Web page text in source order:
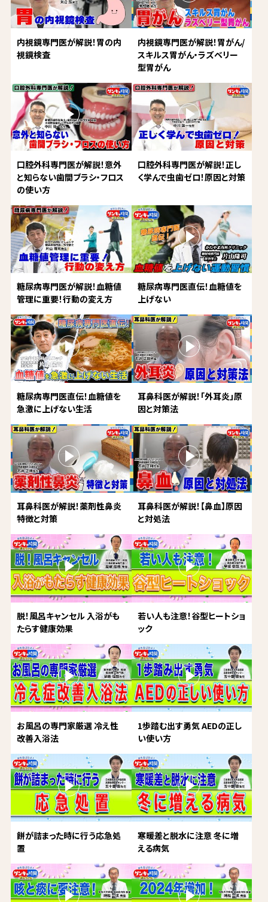
内視鏡専門医が解説！胃の内
視鏡検査
内視鏡専門医が解説！胃がん/
スキルス胃がん・ラズベリー
型胃がん
口腔外科専門医が解説！意外
と知らない歯間ブラシ・フロス
の使い方
口腔外科専門医が解説！正し
く学んで虫歯ゼロ！原因と対策
糖尿病専門医が解説！血糖値
管理に重要！行動の変え方
糖尿病専門医直伝！血糖値を
上げない
糖尿病専門医直伝！血糖値を
急激に上げない生活
耳鼻科医が解説！「外耳炎」原
因と対策法
耳鼻科医が解説！薬剤性鼻炎
特徴と対策
耳鼻科医が解説！【鼻血】原因
と対処法
脱！風呂キャンセル 入浴がも
たらす健康効果
若い人も注意！谷型ヒートショ
ック
お風呂の専門家厳選 冷え性
改善入浴法
1歩踏む出す勇気 AEDの正し
い使い方
餅が詰まった時に行う応急処
置
寒暖差と脱水に注意 冬に増
える病気